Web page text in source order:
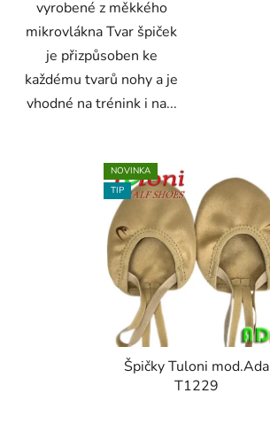
vyrobené z měkkého
mikrovlákna Tvar špiček
je přizpůsoben ke
každému tvarů nohy a je
vhodné na trénink i na...
NOVINKA
TIP
Špičky Tuloni mod.Ada
T1229